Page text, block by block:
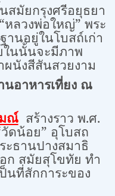
สมัยกรุงศรีอยุธยา
หลวงพ่อใหญ่” พระ
านอยู่ในโบสถ์เก่า
ในนั้นจะมีภาพ
ผนังสีสันสวยงาม
นอาหารเที่ยง ณ
ณ์ สร้างราว พ.ศ.
ดน้อย” อุโบสถ
ะธานปางสมาธิ
ก สมัยสุโขทัย ทำ
นที่สักการะของ